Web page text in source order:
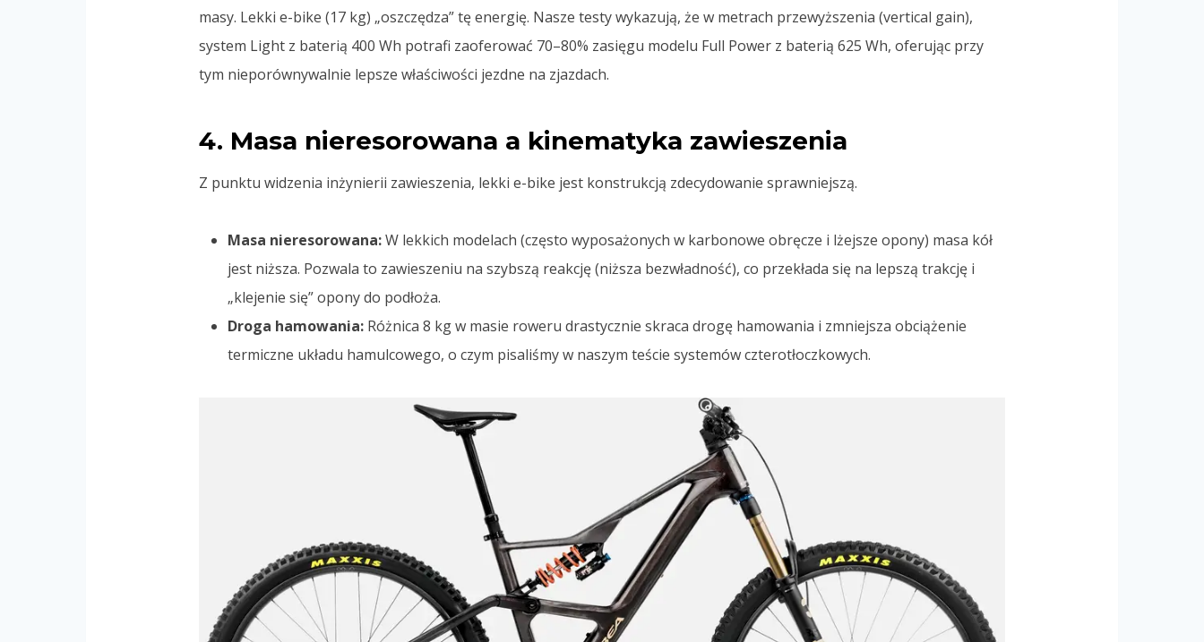
masy. Lekki e-bike (17 kg) „oszczędza” tę energię. Nasze testy wykazują, że w metrach przewyższenia (vertical gain),
system Light z baterią 400 Wh potrafi zaoferować 70–80% zasięgu modelu Full Power z baterią 625 Wh, oferując przy
tym nieporównywalnie lepsze właściwości jezdne na zjazdach.
4. Masa nieresorowana a kinematyka zawieszenia
Z punktu widzenia inżynierii zawieszenia, lekki e-bike jest konstrukcją zdecydowanie sprawniejszą.
Masa nieresorowana:W lekkich modelach (często wyposażonych w karbonowe obręcze i lżejsze opony) masa kół
jest niższa. Pozwala to zawieszeniu na szybszą reakcję (niższa bezwładność), co przekłada się na lepszą trakcję i
„klejenie się” opony do podłoża.
Droga hamowania: Różnica 8 kg w masie roweru drastycznie skraca drogę hamowania i zmniejsza obciążenie
termiczne układu hamulcowego, o czym pisaliśmy w naszym teście systemów czterotłoczkowych.